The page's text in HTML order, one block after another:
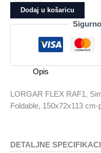
RAF1,
Sim
Cockpit
Advanced,
Foldable,
150x72x113
cm-
playing,
količina
Dodaj u košaricu
Opis
LORGAR FLEX RAF1,
Foldable, 150x72x113
DETALJNE